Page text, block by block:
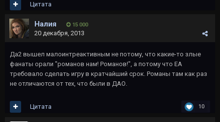
Цитата
Налия 15 000
20 декабря, 2013
Да2 вышел малоинтреактивным не потому, что какие-то злые
фанаты орали "романов нам! Романов!", а потому что ЕА
требовало сделать игру в кратчайший срок. Романы там как раз
не отличаются от тех, что были в ДАО.
10
Цитата